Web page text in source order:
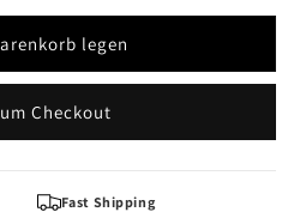
legen
Checkout
Fast Shipping